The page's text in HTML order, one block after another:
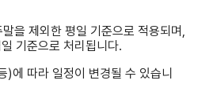
을 제외한 평일 기준으로 적용되며,
기준으로 처리됩니다.
)에 따라 일정이 변경될 수 있습니